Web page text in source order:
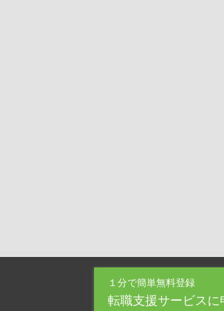
１分で簡単無料登録
転職支援サービスに